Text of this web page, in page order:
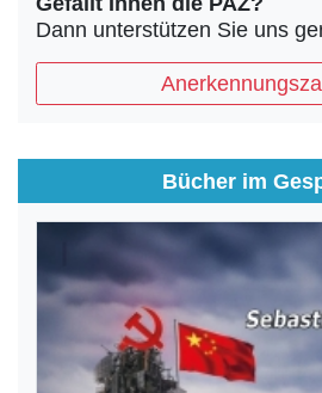
Dann unterstützen Sie uns
Bücher im